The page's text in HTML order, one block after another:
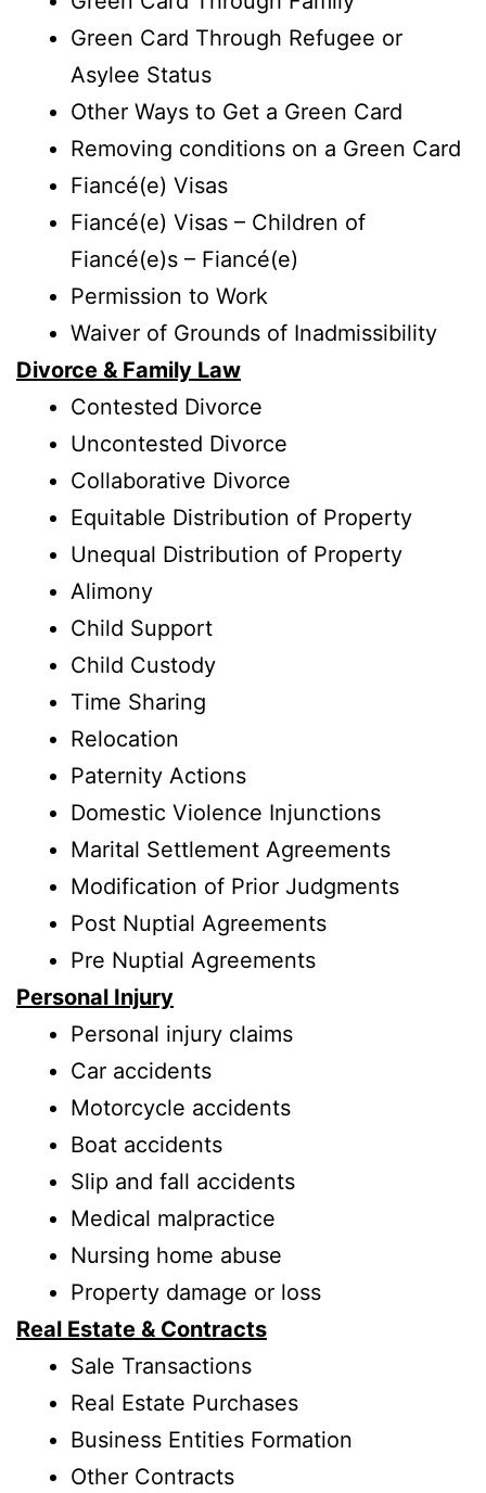
Green Card Through Refugee or
Asylee Status
Other Ways to Get a Green Card
Removing conditions on a Green Card
Fiancé(e) Visas
Fiancé(e) Visas – Children of
Fiancé(e)s – Fiancé(e)
Permission to Work
Waiver of Grounds of Inadmissibility
Divorce & Family Law
Contested Divorce
Uncontested Divorce
Collaborative Divorce
Equitable Distribution of Property
Unequal Distribution of Property
Alimony
Child Support
Child Custody
Time Sharing
Relocation
Paternity Actions
Domestic Violence Injunctions
Marital Settlement Agreements
Modification of Prior Judgments
Post Nuptial Agreements
Pre Nuptial Agreements
Personal Injury
Personal injury claims
Car accidents
Motorcycle accidents
Boat accidents
Slip and fall accidents
Medical malpractice
Nursing home abuse
Property damage or loss
Real Estate & Contracts
Sale Transactions
Real Estate Purchases
Business Entities Formation
Other Contracts